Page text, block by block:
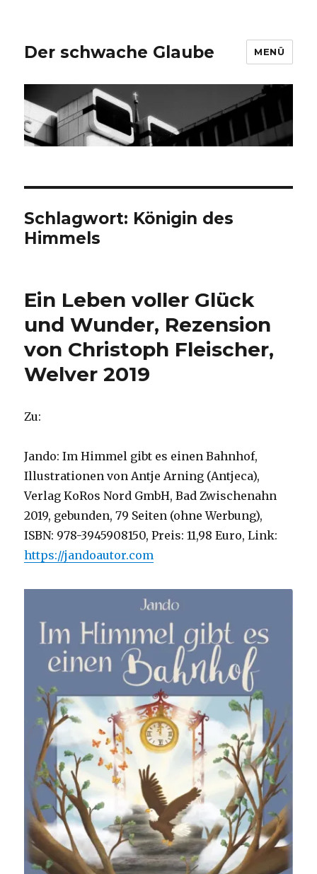
Der schwache Glaube MENÜ
Schlagwort: Königin des
Himmels
Ein Leben voller Glück
und Wunder, Rezension
von Christoph Fleischer,
Welver 2019
Zu:
Jando: Im Himmel gibt es einen Bahnhof,
Illustrationen von Antje Arning (Antjeca),
Verlag KoRos Nord GmbH, Bad Zwischenahn
2019, gebunden, 79 Seiten (ohne Werbung),
ISBN: 978-3945908150, Preis: 11,98 Euro, Link:
https://jandoautor.com